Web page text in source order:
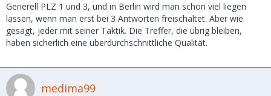
Generell PLZ 1 und 3, und in Berlin wird man schon viel liegen
lassen, wenn man erst bei 3 Antworten freischaltet. Aber wie
gesagt, jeder mit seiner Taktik. Die Treffer, die übrig bleiben,
haben sicherlich eine überdurchschnittliche Qualität.
medima99